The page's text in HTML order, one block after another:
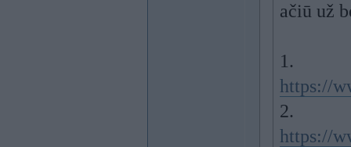
ačiū už
1.
https://
2.
https://